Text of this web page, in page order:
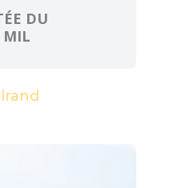
Randonnée, trail,
VTT, balade à
Sorties en famille
DU
MIL